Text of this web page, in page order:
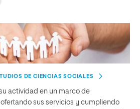
DE CIENCIAS SOCIALES
actividad en un marco de
sus servicios y cumpliendo